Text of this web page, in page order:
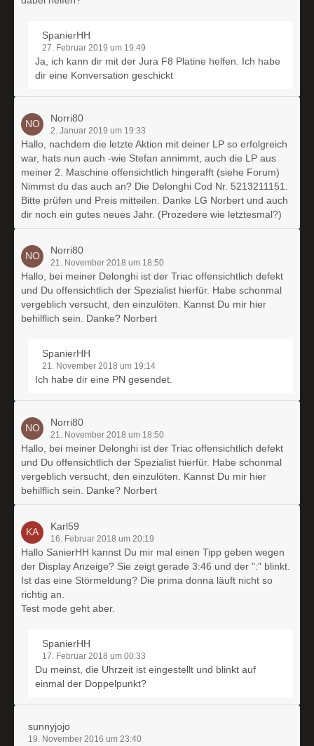
SpanierHH
27. Februar 2019 um 19:49
Ja, ich kann dir mit der Jura F8 Platine helfen. Ich habe
dir eine Konversation geschickt
Norri80
2. Januar 2019 um 19:33
Hallo, nachdem die letzte Aktion mit deiner LP so erfolgreich
war, hats nun auch -wie Stefan annimmt, auch die LP aus
meiner 2. Maschine offensichtlich hingerafft (siehe Forum)
Nimmst du das auch an? Die Delonghi Cod Nr. 5213211151.
Bitte prüfen und Preis mitteilen. Danke LG Norbert und auch
dir noch ein gutes neues Jahr. (Prozedere wie letztesmal?)
Norri80
21. November 2018 um 18:50
Hallo, bei meiner Delonghi ist der Triac offensichtlich defekt
und Du offensichtlich der Spezialist hierfür. Habe schonmal
vergeblich versucht, den einzulöten. Kannst Du mir hier
behilflich sein. Danke? Norbert
SpanierHH
21. November 2018 um 19:14
Ich habe dir eine PN gesendet.
Norri80
21. November 2018 um 18:50
Hallo, bei meiner Delonghi ist der Triac offensichtlich defekt
und Du offensichtlich der Spezialist hierfür. Habe schonmal
vergeblich versucht, den einzulöten. Kannst Du mir hier
behilflich sein. Danke? Norbert
Karl59
16. Februar 2018 um 20:19
Hallo SanierHH kannst Du mir mal einen Tipp geben wegen
der Display Anzeige? Sie zeigt gerade 3:46 und der ":" blinkt.
Ist das eine Störmeldung? Die prima donna läuft nicht so
richtig an.
Test mode geht aber.
SpanierHH
17. Februar 2018 um 00:33
Du meinst, die Uhrzeit ist eingestellt und blinkt auf
einmal der Doppelpunkt?
sunnyjojo
19. November 2016 um 23:40